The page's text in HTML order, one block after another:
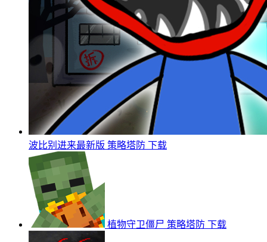
波比别进来最新版 策略塔防 下载
植物守卫僵尸 策略塔防 下载